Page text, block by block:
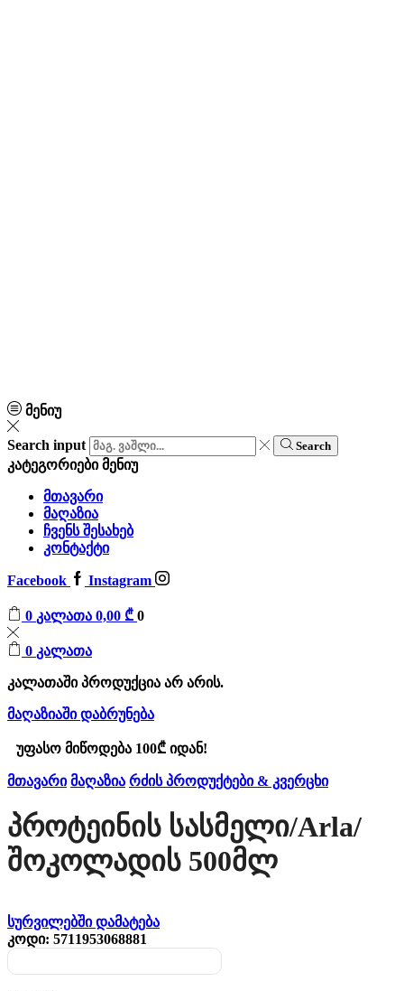
მენიუ
Search input Search
კატეგორიებიმენიუ
მთავარი
მაღაზია
ჩვენს შესახებ
კონტაქტი
Facebook Instagram
0 კალათა 0,00 ₾ 0
0 კალათა
კალათაში პროდუქცია არ არის.
მაღაზიაში დაბრუნება
უფასო მიწოდება 100₾ იდან!
მთავარი მაღაზია რძის პროდუქტები & კვერცხი
Პროტეინის Სასმელი/Arla/
Შოკოლადის 500მლ
სურვილებში დამატება
კოდი: 5711953068881